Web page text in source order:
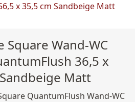
x 35,5 cm Sandbeige Matt
Wand-WC
36,5 x
Matt
QuantumFlush Wand-WC